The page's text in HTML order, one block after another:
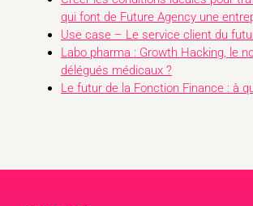
qui font de Future Agency une
Use case – Le service client du
Labo pharma : Growth Hacking, le
délégués médicaux ?
Le futur de la Fonction Finance : à